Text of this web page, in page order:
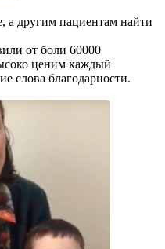
а другим пациентам найти
от боли 60000
ценим каждый
слова благодарности.